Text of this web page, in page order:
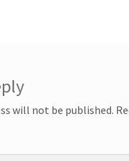
will not be published.